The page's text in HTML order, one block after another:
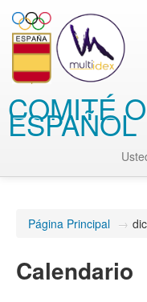
COMITÉ
ESPAÑOL
Página Principal →
Calendario